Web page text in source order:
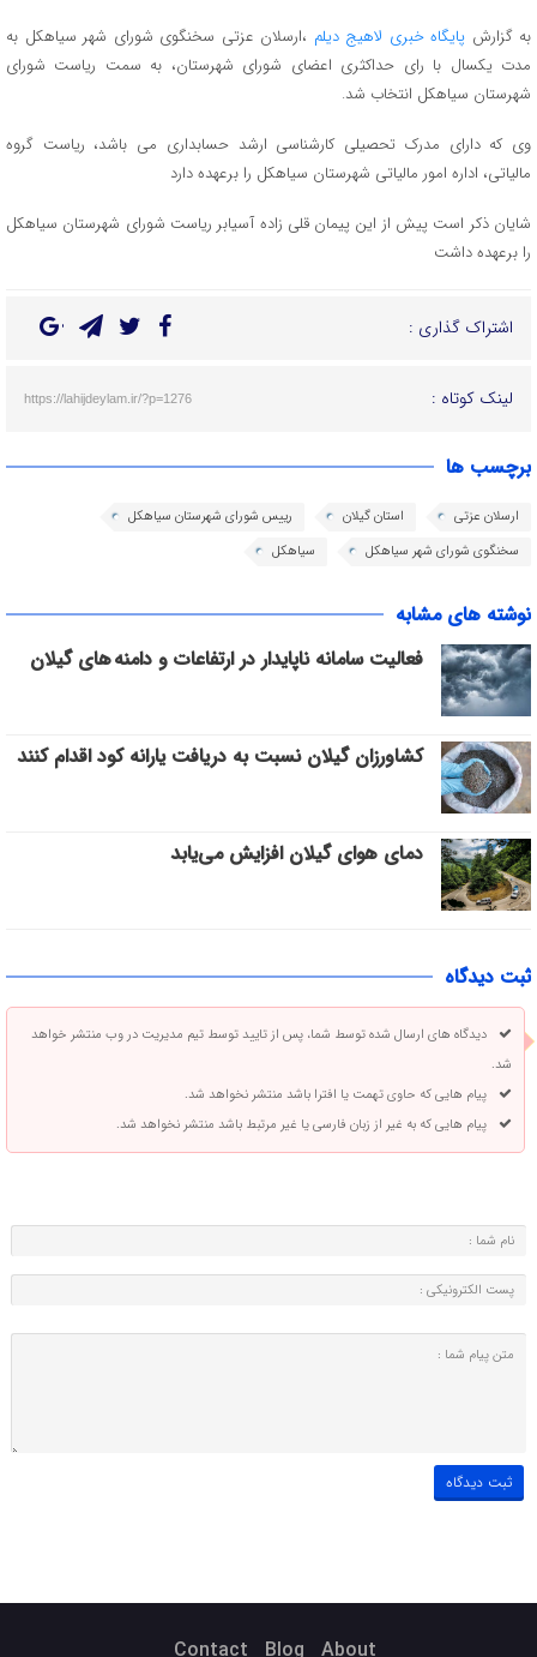
به گزارش پایگاه خبری لاهیج دیلم ،ارسلان عزتی سخنگوی شورای شهر سیاهکل به
مدت یکسال با رای حداکثری اعضای شورای شهرستان، به سمت ریاست شورای
شهرستان سیاهکل انتخاب شد.
وی که دارای مدرک تحصیلی کارشناسی ارشد حسابداری می باشد، ریاست گروه
مالیاتی، اداره امور مالیاتی شهرستان سیاهکل را برعهده دارد
شایان ذکر است پیش از این پیمان قلی زاده آسیابر ریاست شورای شهرستان سیاهکل
را برعهده داشت
اشتراک گذاری :
لینک کوتاه : https://lahijdeylam.ir/?p=1276
برچسب ها
ارسلان عزتی استان گیلان
رییس شورای شهرستان سیاهکل
سخنگوی شورای شهر سیاهکل
سیاهکل
نوشته های مشابه
فعالیت سامانه ناپایدار در ارتفاعات و دامنه های گیلان
کشاورزان گیلان نسبت به دریافت یارانه کود اقدام کنند
دمای هوای گیلان افزایش می‌یابد
ثبت دیدگاه
دیدگاه های ارسال شده توسط شما، پس از تایید توسط تیم مدیریت در وب منتشر خواهد
شد.
پیام هایی که حاوی تهمت یا افترا باشد منتشر نخواهد شد.
پیام هایی که به غیر از زبان فارسی یا غیر مرتبط باشد منتشر نخواهد شد.
About
Blog
Contact